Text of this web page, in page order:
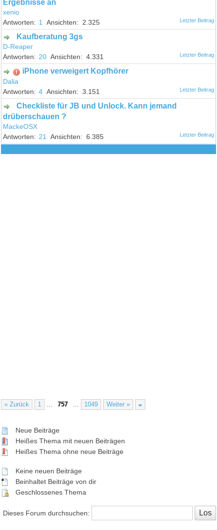
Ergebnisse an
xenio
1
2.325
Kaufberatung 3gs
D-Reaper
20
4.331
iPhone verweigert Kopfhörer
Dalia
4
3.151
Checkliste für JB und Unlock. Kann jemand
drüberschauen ?
MackeOSX
21
6.385
« Zurück 1 … 757 … 1049 Weiter »
Neue Beiträge
Heißes Thema mit neuen Beiträgen
Heißes Thema ohne neue Beiträge
Keine neuen Beiträge
Beinhaltet Beiträge von dir
Geschlossenes Thema
Dieses Forum durchsuchen: